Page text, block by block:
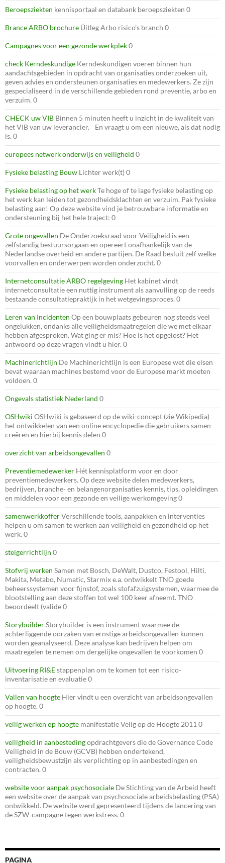
Beroepsziekten kennisportaal en databank beroepsziekten 0
Brance ARBO brochure Úitleg Arbo risico’s branch 0
Campagnes voor een gezonde werkplek0
check Kerndeskundige Kerndeskundigen voeren binnen hun
aandachtsgebieden in opdracht van organisaties onderzoeken uit,
geven advies en ondersteunen organisaties en medewerkers. Ze zijn
gespecialiseerd in de verschillende gebieden rond preventie, arbo en
verzuim. 0
CHECK uw VIB Binnen 5 minuten heeft u inzicht in de kwaliteit van
het VIB van uw leverancier. En vraagt u om een nieuwe, als dat nodig
is. 0
europees netwerk onderwijs en veiligheid 0
Fysieke belasting Bouw Lichter werk(t) 0
Fysieke belasting op het werkTe hoge of te lage fysieke belasting op
het werk kan leiden tot gezondheidsklachten en verzuim. Pak fysieke
belasting aan! Op deze website vind je betrouwbare informatie en
ondersteuning bij het hele traject: 0
Grote ongevallen De Onderzoeksraad voor Veiligheid is een
zelfstandig bestuursorgaan en opereert onafhankelijk van de
Nederlandse overheid en andere partijen. De Raad besluit zelf welke
voorvallen en onderwerpen worden onderzocht. 0
Internetconsultatie ARBO regelgeving Het kabinet vindt
internetconsultatie een nuttig instrument als aanvulling op de reeds
bestaande consultatiepraktijk in het wetgevingsproces. 0
Leren van Incidenten Op een bouwplaats gebeuren nog steeds veel
ongelukken, ondanks alle veiligheidsmaatregelen die we met elkaar
hebben afgesproken. Wat ging er mis? Hoe is het opgelost? Het
antwoord op deze vragen vindt u hier. 0
Machinerichtlijn De Machinerichtlijn is een Europese wet die eisen
bevat waaraan machines bestemd voor de Europese markt moeten
voldoen. 0
Ongevals statistiek Nederland 0
OSHwiki OSHwiki is gebaseerd op de wiki-concept (zie Wikipedia)
het ontwikkelen van een online encyclopedie die gebruikers samen
creëren en hierbij kennis delen 0
overzicht van arbeidsongevallen 0
Preventiemedewerker Hét kennisplatform voor en door
preventiemedewerkers. Op deze website delen medewerkers,
bedrijven, branche- en belangenorganisaties kennis, tips, opleidingen
en middelen voor een gezonde en veilige werkomgeving 0
samenwerkkofferVerschillende tools, aanpakken en interventies
helpen u om samen te werken aan veiligheid en gezondheid op het
werk. 0
steigerrichtlijn 0
Stofvrij werken Samen met Bosch, DeWalt, Dustco, Festool, Hilti,
Makita, Metabo, Numatic, Starmix e.a. ontwikkelt TNO goede
beheerssystemen voor fijnstof, zoals stofafzuigsystemen, waarmee de
blootstelling aan deze stoffen tot wel 100 keer afneemt. TNO
beoordeelt (valide 0
StorybuilderStorybuilder is een instrument waarmee de
achterliggende oorzaken van ernstige arbeidsongevallen kunnen
worden geanalyseerd. Deze analyse kan bedrijven helpen om
maatregelen te nemen om dergelijke ongevallen te voorkomen 0
Uitvoering RI&Estappenplan om te komen tot een risico-
inventarisatie en evaluatie 0
Vallen van hoogte Hier vindt u een overzicht van arbeidsongevallen
op hoogte. 0
veilig werken op hoogte manifestatie Velig op de Hoogte 2011 0
veiligheid in aanbestedingopdrachtgevers die de Governance Code
Veiligheid in de Bouw (GCVB) hebben ondertekend,
veiligheidsbewustzijn als verplichting op in aanbestedingen en
contracten. 0
website voor aanpak psychosociale De Stichting van de Arbeid heeft
een website over de aanpak van psychosociale arbeidsbelasting (PSA)
ontwikkeld. De website werd gepresenteerd tijdens de lancering van
de SZW-campagne tegen werkstress. 0
PAGINA